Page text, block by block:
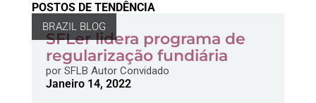
POSTOS DE TENDÊNCIA
BRAZIL BLOG
SFLer lidera programa de
regularização fundiária
porSFLB Autor Convidado
Janeiro 14, 2022